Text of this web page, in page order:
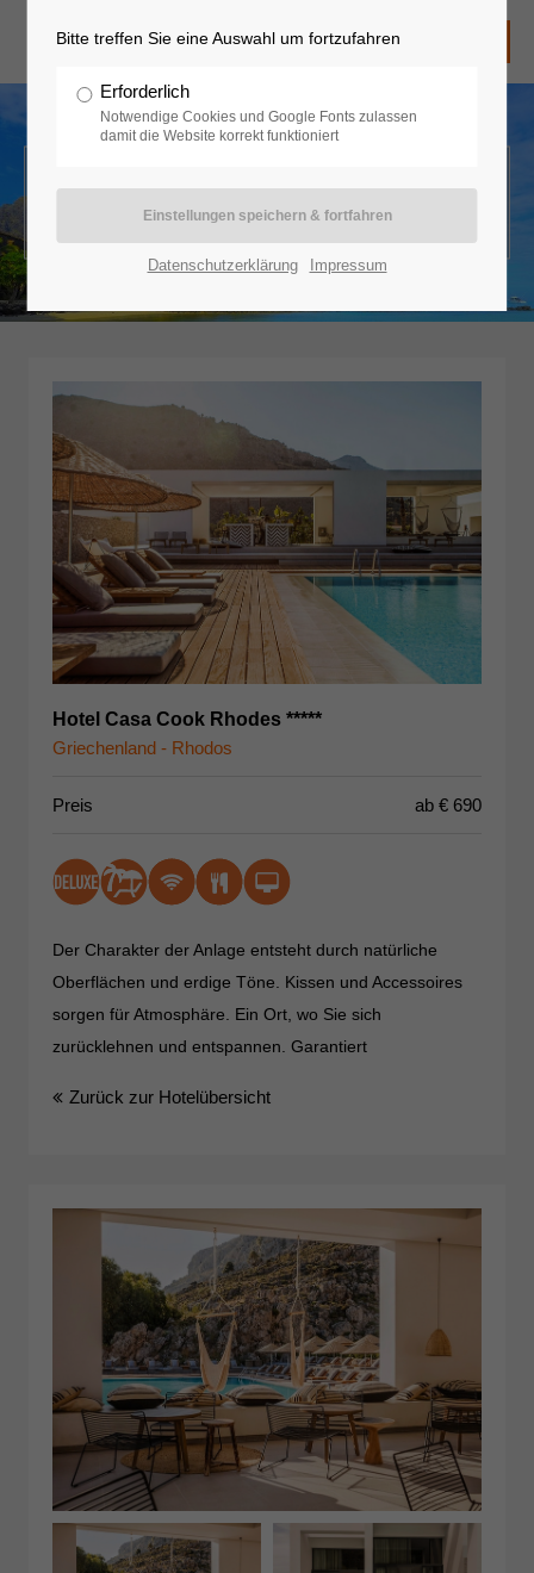
Unser gesamtes Angebot
Hotel Casa Cook Rhodes *****
Griechenland - Rhodos
Preis ab € 690
Der Charakter der Anlage entsteht durch natürliche
Oberflächen und erdige Töne. Kissen und Accessoires
sorgen für Atmosphäre. Ein Ort, wo Sie sich
zurücklehnen und entspannen. Garantiert
Zurück zur Hotelübersicht
Bitte treffen Sie eine Auswahl um fortzufahren
Erforderlich
Notwendige Cookies und Google Fonts zulassen
damit die Website korrekt funktioniert
Datenschutzerklärung Impressum